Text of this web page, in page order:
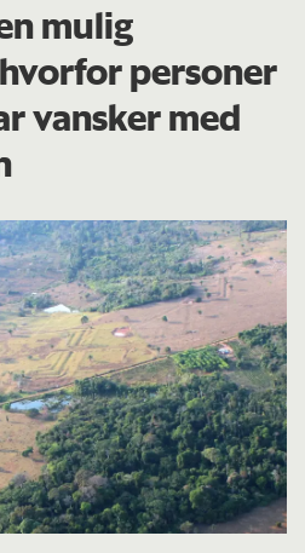
mulig
personer
vansker med